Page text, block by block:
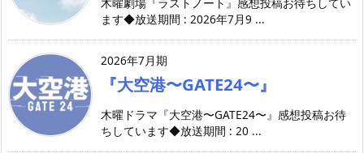
ます◆放送期間 : 2026年7月9 ...
2026年7月期
『大空港〜GATE24〜』
木曜ドラマ『大空港〜GATE24〜』感想投稿お待
ちしています◆放送期間 : 20 ...